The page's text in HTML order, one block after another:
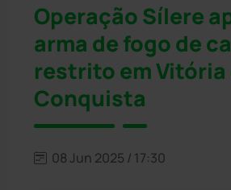
Operação Sílere
arma de fogo de
restrito em Vitória
Conquista
08 Jun 2025 / 17:30